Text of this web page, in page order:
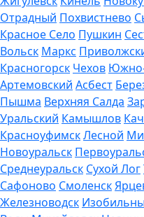
Отрадный Похвистнево
Красное Село Пушкин
Вольск Маркс
Красногорск Чехов Южно-
Артемовский Асбест
Пышма Верхняя Салда
Уральский Камышлов
КрасноуфимскЛесной
Новоуральск
Среднеуральск Сухой Лог
Сафоново Смоленск
Железноводск